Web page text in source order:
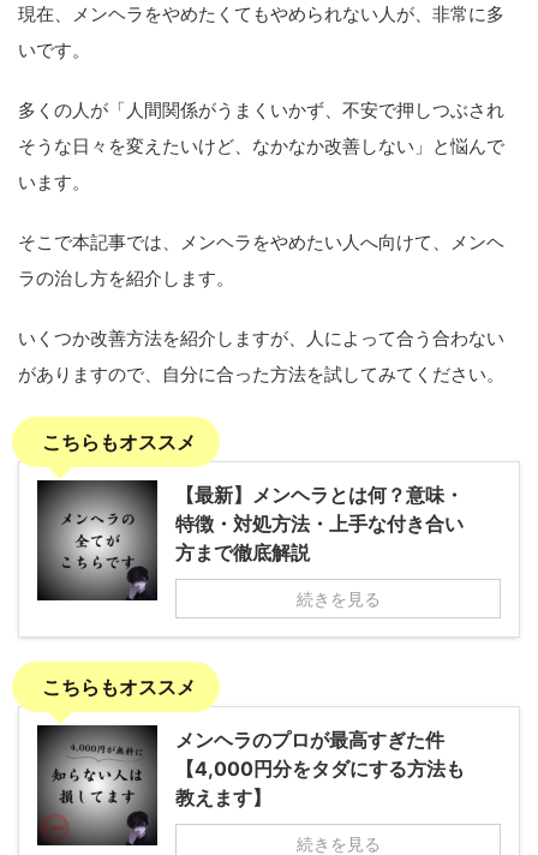
現在、メンヘラをやめたくてもやめられない人が、非常に多
いです。
多くの人が「人間関係がうまくいかず、不安で押しつぶされ
そうな日々を変えたいけど、なかなか改善しない」と悩んで
います。
そこで本記事では、メンヘラをやめたい人へ向けて、メンヘ
ラの治し方を紹介します。
いくつか改善方法を紹介しますが、人によって合う合わない
がありますので、自分に合った方法を試してみてください。
こちらもオススメ
【最新】メンヘラとは何？意味・
特徴・対処方法・上手な付き合い
方まで徹底解説
続きを見る
こちらもオススメ
メンヘラのプロが最高すぎた件
【4,000円分をタダにする方法も
教えます】
続きを見る